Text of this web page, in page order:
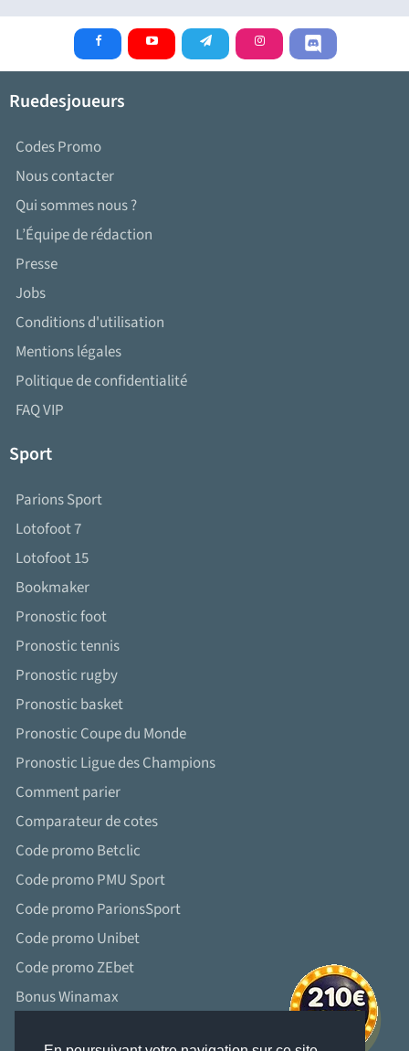
Ruedesjoueurs
Codes Promo
Nous contacter
Qui sommes nous ?
L’Équipe de rédaction
Presse
Jobs
Conditions d'utilisation
Mentions légales
Politique de confidentialité
FAQ VIP
Sport
Parions Sport
Lotofoot 7
Lotofoot 15
Bookmaker
Pronostic foot
Pronostic tennis
Pronostic rugby
Pronostic basket
Pronostic Coupe du Monde
Pronostic Ligue des Champions
Comment parier
Comparateur de cotes
Code promo Betclic
Code promo PMU Sport
Code promo ParionsSport
Code promo Unibet
Code promo ZEbet
Bonus Winamax